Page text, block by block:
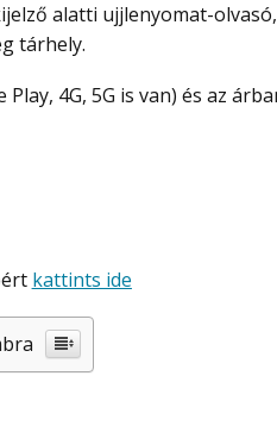
alatti ujjlenyomat-olvasó,
tárhely.
kattints ide